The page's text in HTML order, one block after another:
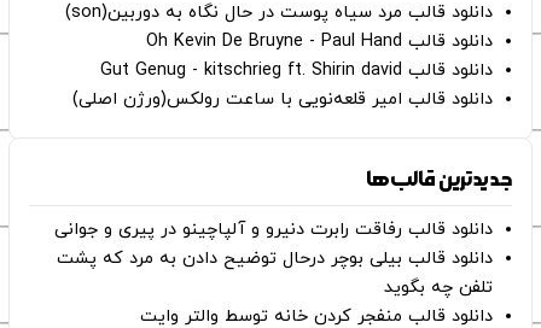
دانلود قالب مرد سیاه پوست در حال نگاه به دوربین(son)
دانلود قالب Oh Kevin De Bruyne - Paul Hand
دانلود قالب Gut Genug - kitschrieg ft. Shirin david
دانلود قالب امیر قلعه‌نویی با ساعت رولکس(ورژن اصلی)
جدیدترین قالب‌ها
دانلود قالب رفاقت رابرت دنیرو و آلپاچینو در پیری و جوانی
دانلود قالب بیلی بوچر درحال توضیح دادن به مرد که پشت
تلفن چه بگوید
دانلود قالب منفجر کردن خانه توسط والتر وایت